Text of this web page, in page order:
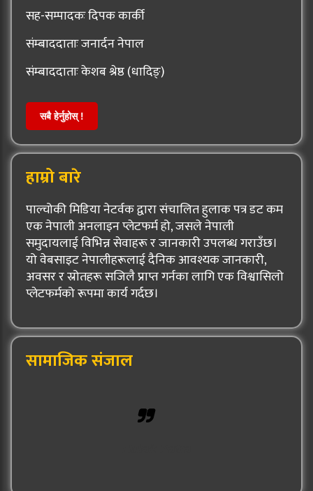
सह-सम्पादकः दिपक कार्की
संम्बाददाताः जनार्दन नेपाल
संम्बाददाताः केशब श्रेष्ठ (धादिङ्)
सबै हेर्नुहोस् !
हाम्रो बारे
पाल्चोकी मिडिया नेटर्वक द्वारा संचालित हुलाक पत्र डट कम
एक नेपाली अनलाइन प्लेटफर्म हो, जसले नेपाली
समुदायलाई विभिन्न सेवाहरू र जानकारी उपलब्ध गराउँछ।
यो वेबसाइट नेपालीहरूलाई दैनिक आवश्यक जानकारी,
अवसर र स्रोतहरू सजिलै प्राप्त गर्नका लागि एक विश्वासिलो
प्लेटफर्मको रूपमा कार्य गर्दछ।
सामाजिक संजाल